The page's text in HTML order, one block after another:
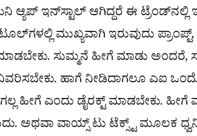
ಆ್ಯಪ್ ಇನ್​ಸ್ಟಾಲ್ ಆಗಿದ್ದರೆ ಈ
ಮುಖ್ಯವಾಗಿ ಇರುವುದು
ಸುಮ್ಮನೆ ಹೀಗೆ ಮಾಡು ಅಂದರೆ,
ಹಾಗೆ ನೀಡಿದಾಗಲೂ ಎಐ
ಹೀಗೆ ಎಂದು ಡೈರಕ್ಟ್ ಮಾಡಬೇಕು.
ಅಥವಾ ವಾಯ್ಸ್ ಟು ಟೆಕ್ಸ್ಟ್​ ಮೂಲಕ